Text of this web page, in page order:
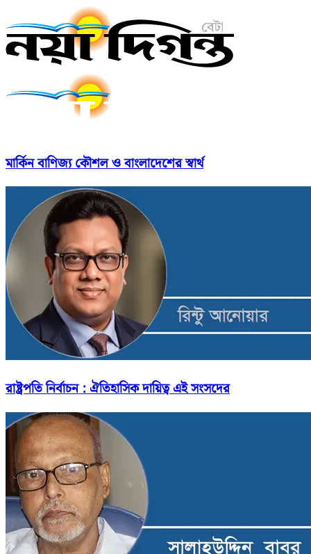
মার্কিন বাণিজ্য কৌশল ও বাংলাদেশের স্বার্থ
রাষ্ট্রপতি নির্বাচন : ঐতিহাসিক দায়িত্ব এই সংসদের